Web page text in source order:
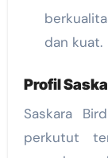
dan kuat.
Profil
Saskara
perkutut